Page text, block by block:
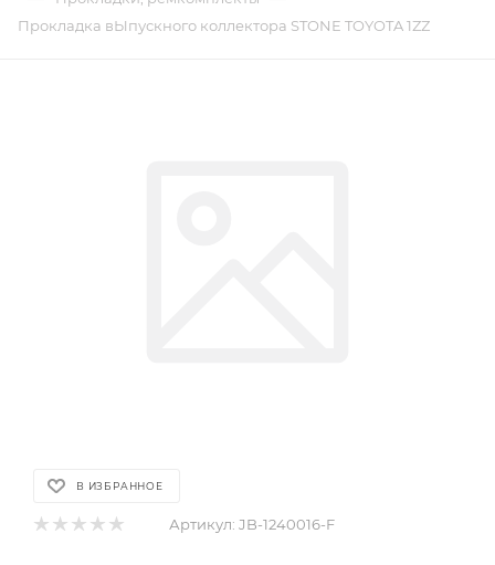
Прокладка вЫпускного коллектора STONE TOYOTA 1ZZ
В ИЗБРАННОЕ
Артикул: JB-1240016-F